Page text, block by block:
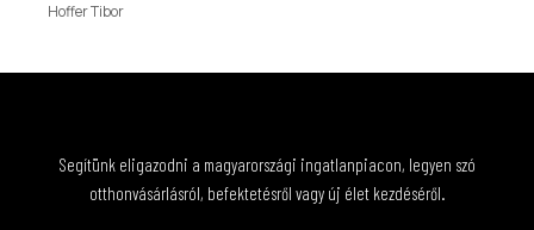
Hoffer Tibor
Segítünk eligazodni a magyarországi ingatlanpiacon, legyen szó
otthonvásárlásról, befektetésről vagy új élet kezdéséről.